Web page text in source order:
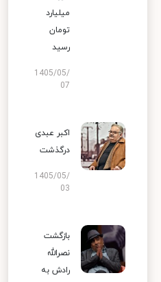
میلیارد
تومان
رسید
1405/05/
07
اکبر عبدی
درگذشت
1405/05/
03
بازگشت
نصرالله
رادش به